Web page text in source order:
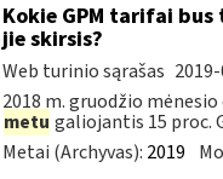
Kokie GPM tarifai
jie skirsis?
Web turinio sąrašas
2018 m. gruodžio
metu galiojantis 15 proc.
Metai (Archyvas): 2019